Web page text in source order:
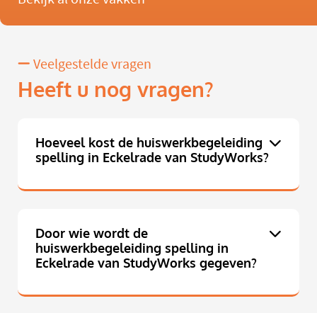
Veelgestelde vragen
Heeft u nog vragen?
Hoeveel kost de huiswerkbegeleiding
spelling in Eckelrade van StudyWorks?
Door wie wordt de
huiswerkbegeleiding spelling in
Eckelrade van StudyWorks gegeven?